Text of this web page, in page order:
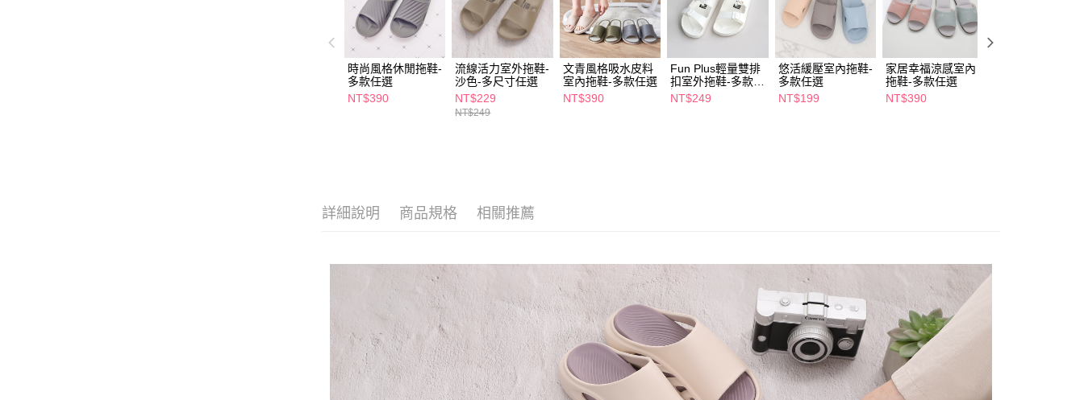
是否繳費成功／繳費後需取消欲退款等相關疑問，請聯繫「AFTEE先享後
付客戶支援中心」
https://netprotections.freshdesk.com/support/home
１．透過由恩沛科技股份有限公司提供之「AFTEE先享後付」服務完成之
交易，需依本服務之必要範圍內提供個人資料，並將交易相關給付款項請
求債權轉讓予恩沛科技股份有限公司。
付款後萊爾富取貨
每筆NT$65，滿NT$490(含以上)免運費
7-11取貨付款
每筆NT$65，滿NT$490(含以上)免運費
時尚風格休閒拖鞋-
多款任選
NT$390
流線活力室外拖鞋-
沙色-多尺寸任選
NT$229
NT$249
文青風格吸水皮料
室內拖鞋-多款任選
NT$390
Fun Plus輕量雙排
扣室外拖鞋-多款任
選
NT$249
悠活緩壓室內拖鞋-
多款任選
NT$199
家居幸福涼感室內
拖鞋-多款任選
NT$390
詳細說明 商品規格 相關推薦